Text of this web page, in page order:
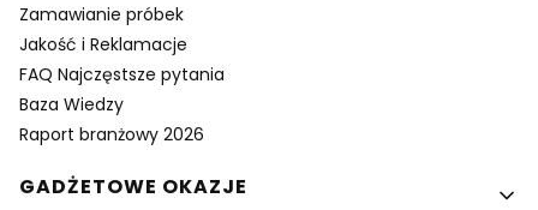
Zamawianie próbek
Jakość i Reklamacje
FAQ Najczęstsze pytania
Baza Wiedzy
Raport branżowy 2026
GADŻETOWE OKAZJE